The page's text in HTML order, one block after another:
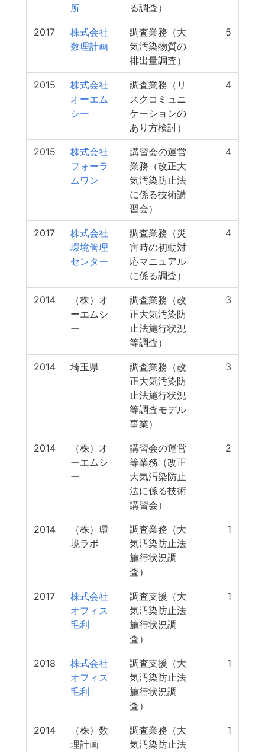
所
る調査）
2017
株式会社
数理計画
調査業務（大
気汚染物質の
排出量調査）
5
2015
株式会社
オーエム
シー
調査業務（リ
スクコミュニ
ケーションの
あり方検討）
4
2015
株式会社
フォーラ
ムワン
講習会の運営
業務（改正大
気汚染防止法
に係る技術講
習会）
4
2017
株式会社
環境管理
センター
調査業務（災
害時の初動対
応マニュアル
に係る調査）
4
2014
（株）オ
ーエムシ
ー
調査業務（改
正大気汚染防
止法施行状況
等調査）
3
2014 埼玉県
調査業務（改
正大気汚染防
止法施行状況
等調査モデル
事業）
3
2014
（株）オ
ーエムシ
ー
講習会の運営
等業務（改正
大気汚染防止
法に係る技術
講習会）
2
2014
（株）環
境ラボ
調査業務（大
気汚染防止法
施行状況調
査）
1
2017
株式会社
オフィス
毛利
調査支援（大
気汚染防止法
施行状況調
査）
1
2018
株式会社
オフィス
毛利
調査支援（大
気汚染防止法
施行状況調
査）
1
2014
（株）数
理計画
調査業務（大
気汚染防止法
1